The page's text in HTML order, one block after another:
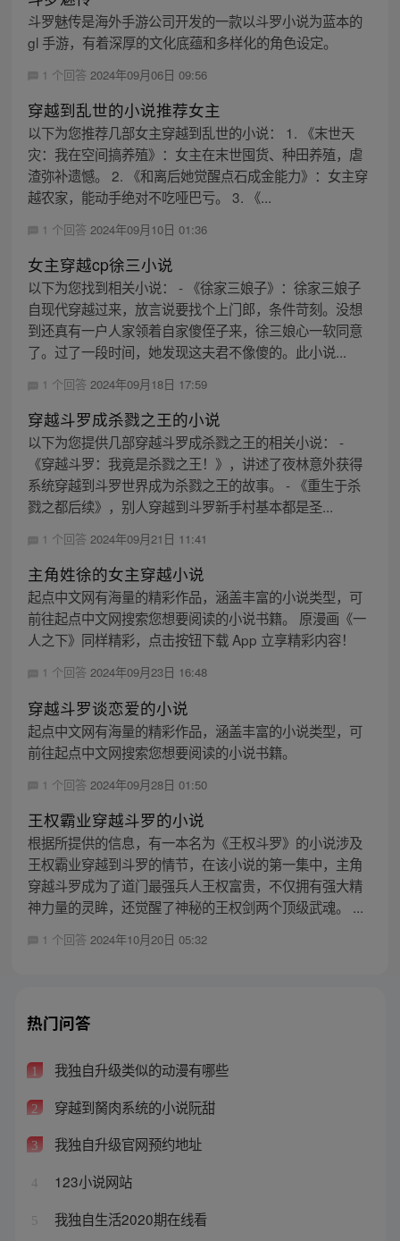
斗罗魅传是海外手游公司开发的一款以斗罗小说为蓝本的
gl 手游，有着深厚的文化底蕴和多样化的角色设定。
1 个回答 2024年09月06日 09:56
穿越到乱世的小说推荐女主
以下为您推荐几部女主穿越到乱世的小说： 1. 《末世天
灾：我在空间搞养殖》：女主在末世囤货、种田养殖，虐
渣弥补遗憾。 2. 《和离后她觉醒点石成金能力》：女主穿
越农家，能动手绝对不吃哑巴亏。 3. 《...
1 个回答 2024年09月10日 01:36
女主穿越cp徐三小说
以下为您找到相关小说： - 《徐家三娘子》：徐家三娘子
自现代穿越过来，放言说要找个上门郎，条件苛刻。没想
到还真有一户人家领着自家傻侄子来，徐三娘心一软同意
了。过了一段时间，她发现这夫君不像傻的。此小说...
1 个回答 2024年09月18日 17:59
穿越斗罗成杀戮之王的小说
以下为您提供几部穿越斗罗成杀戮之王的相关小说： -
《穿越斗罗：我竟是杀戮之王！》，讲述了夜林意外获得
系统穿越到斗罗世界成为杀戮之王的故事。 - 《重生于杀
戮之都后续》，别人穿越到斗罗新手村基本都是圣...
1 个回答 2024年09月21日 11:41
主角姓徐的女主穿越小说
起点中文网有海量的精彩作品，涵盖丰富的小说类型，可
前往起点中文网搜索您想要阅读的小说书籍。 原漫画《一
人之下》同样精彩，点击按钮下载 App 立享精彩内容！
1 个回答 2024年09月23日 16:48
穿越斗罗谈恋爱的小说
起点中文网有海量的精彩作品，涵盖丰富的小说类型，可
前往起点中文网搜索您想要阅读的小说书籍。
1 个回答 2024年09月28日 01:50
王权霸业穿越斗罗的小说
根据所提供的信息，有一本名为《王权斗罗》的小说涉及
王权霸业穿越到斗罗的情节，在该小说的第一集中，主角
穿越斗罗成为了道门最强兵人王权富贵，不仅拥有强大精
神力量的灵眸，还觉醒了神秘的王权剑两个顶级武魂。 ...
1 个回答 2024年10月20日 05:32
热门问答
1 我独自升级类似的动漫有哪些
2 穿越到胬肉系统的小说阮甜
3 我独自升级官网预约地址
4 123小说网站
5 我独自生活2020期在线看